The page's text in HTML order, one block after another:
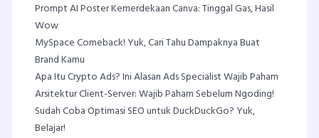
Prompt AI Poster Kemerdekaan Canva: Tinggal Gas, Hasil
Wow
MySpace Comeback! Yuk, Cari Tahu Dampaknya Buat
Brand Kamu
Apa Itu Crypto Ads? Ini Alasan Ads Specialist Wajib Paham
Arsitektur Client-Server: Wajib Paham Sebelum Ngoding!
Sudah Coba Optimasi SEO untuk DuckDuckGo? Yuk,
Belajar!